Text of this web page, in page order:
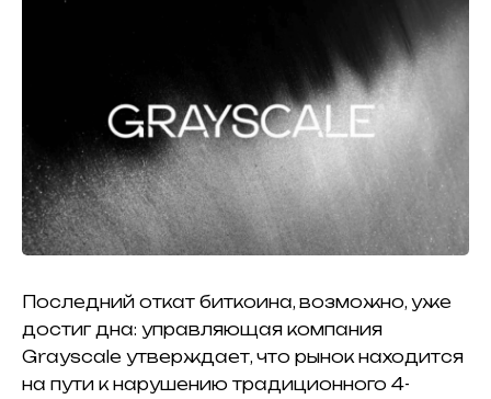
Последний откат биткоина, возможно, уже
достиг дна: управляющая компания
Grayscale утверждает, что рынок находится
на пути к нарушению традиционного 4-